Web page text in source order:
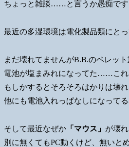
ちょっと雑談……と言うか愚痴です
最近の多湿環境は電化製品類にと
まだ壊れてませんがB.B.のペレッ
電池が塩まみれになってた……これ
もしかするとそろそろはかりは壊
他にも電池入れっぱなしになってる
そして最近なぜか 「マウス」 が壊れ
別に無くてもPC動くけど、無いと